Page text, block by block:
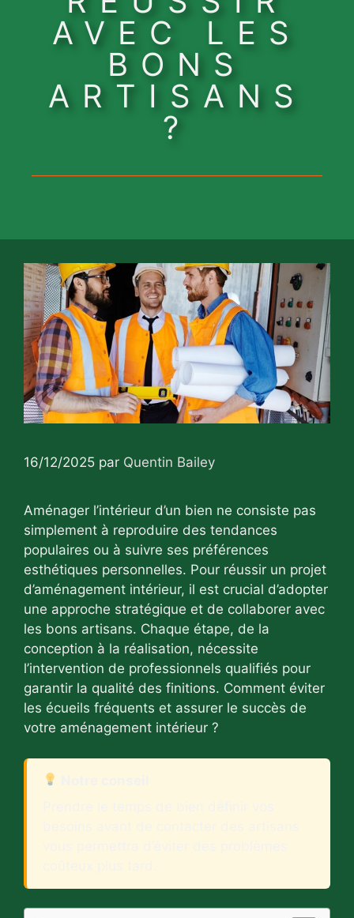
AVEC LES
BONS
ARTISANS
?
16/12/2025 par Quentin Bailey
Aménager l’intérieur d’un bien ne consiste pas
simplement à reproduire des tendances
populaires ou à suivre ses préférences
esthétiques personnelles. Pour réussir un projet
d’aménagement intérieur, il est crucial d’adopter
une approche stratégique et de collaborer avec
les bons artisans. Chaque étape, de la
conception à la réalisation, nécessite
l’intervention de professionnels qualifiés pour
garantir la qualité des finitions. Comment éviter
les écueils fréquents et assurer le succès de
votre aménagement intérieur ?